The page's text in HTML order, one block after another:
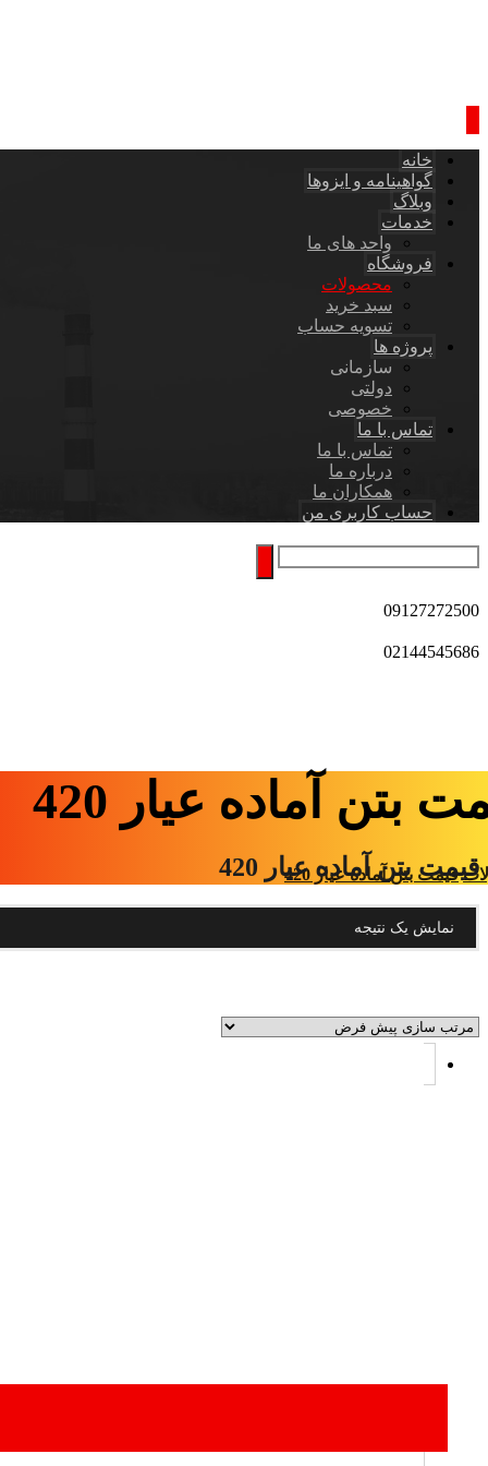
خانه
گواهینامه و ایزوها
وبلاگ
خدمات
واحد های ما
فروشگاه
محصولات
سبد خرید
تسویه حساب
پروژه ها
سازمانی
دولتی
خصوصی
تماس با ما
تماس با ما
درباره ما
همکاران ما
حساب کاربری من
09127272500
02144545686
بتن آماده عیار 420
قیمت بتن آماده عیار 420
قیمت بتن آماده عیار 420
نمایش یک نتیجه